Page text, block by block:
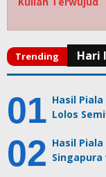
Hasil Piala
Lolos
Hasil Piala
Singapura